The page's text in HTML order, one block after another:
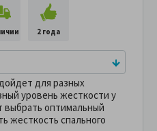
2 года
для разных
уровень жесткости у
выбрать оптимальный
жесткость спального